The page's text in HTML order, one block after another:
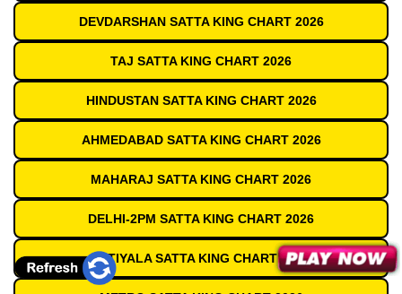
DEVDARSHAN SATTA KING CHART 2026
TAJ SATTA KING CHART 2026
HINDUSTAN SATTA KING CHART 2026
AHMEDABAD SATTA KING CHART 2026
MAHARAJ SATTA KING CHART 2026
DELHI-2PM SATTA KING CHART 2026
PATIYALA SATTA KING CHART 2026